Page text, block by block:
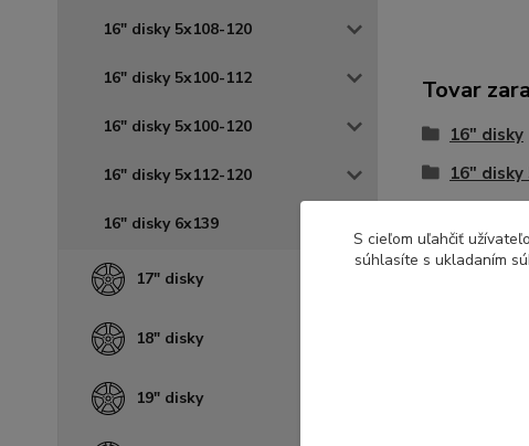
16" disky 5x108-120
16" disky 5x100-112
16" disky 5x100-120
16" disky 5x112-120
16" disky 6x139
17" disky
18" disky
19" disky
Tovar
16" disky
16" disky
S cieľom uľahčiť
súhlasíte s ukladaním